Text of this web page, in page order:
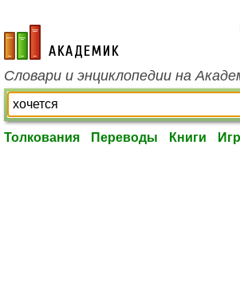
academic.ru
Словари и энциклопедии на
Толкования Переводы Книги